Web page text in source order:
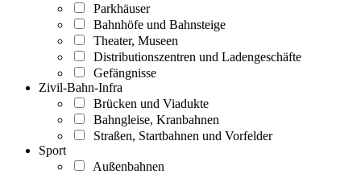
Parkhäuser
Bahnhöfe und Bahnsteige
Theater, Museen
Distributionszentren und Ladengeschäfte
Gefängnisse
Zivil-Bahn-Infra
Brücken und Viadukte
Bahngleise, Kranbahnen
Straßen, Startbahnen und Vorfelder
Sport
Außenbahnen